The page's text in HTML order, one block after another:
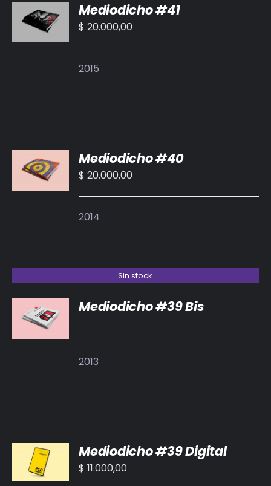
AL
CARRITO
/
Mediodicho #41
$ 20.000,00
2015
AL
CARRITO
/
Mediodicho #40
$ 20.000,00
2014
Sin stock
DETALLES
Mediodicho #39 Bis
2013
AL
CARRITO
/
Mediodicho #39 Digital
$ 11.000,00